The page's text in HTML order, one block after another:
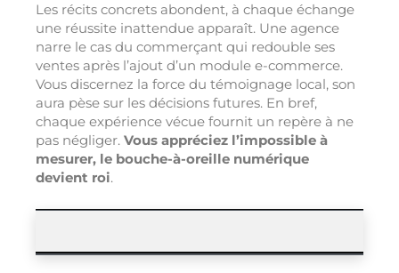
Les récits concrets abondent, à chaque échange
une réussite inattendue apparaît. Une agence
narre le cas du commerçant qui redouble ses
ventes après l’ajout d’un module e-commerce.
Vous discernez la force du témoignage local, son
aura pèse sur les décisions futures. En bref,
chaque expérience vécue fournit un repère à ne
pas négliger. Vous appréciez l’impossible à
mesurer, le bouche-à-oreille numérique
devient roi.